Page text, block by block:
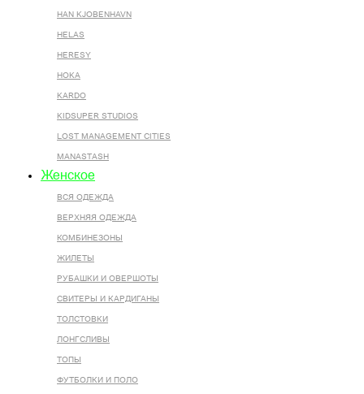
HAN KJOBENHAVN
HELAS
HERESY
HOKA
KARDO
KIDSUPER STUDIOS
LOST MANAGEMENT CITIES
MANASTASH
Женское
ВСЯ ОДЕЖДА
ВЕРХНЯЯ ОДЕЖДА
КОМБИНЕЗОНЫ
ЖИЛЕТЫ
РУБАШКИ И ОВЕРШОТЫ
СВИТЕРЫ И КАРДИГАНЫ
ТОЛСТОВКИ
ЛОНГСЛИВЫ
ТОПЫ
ФУТБОЛКИ И ПОЛО